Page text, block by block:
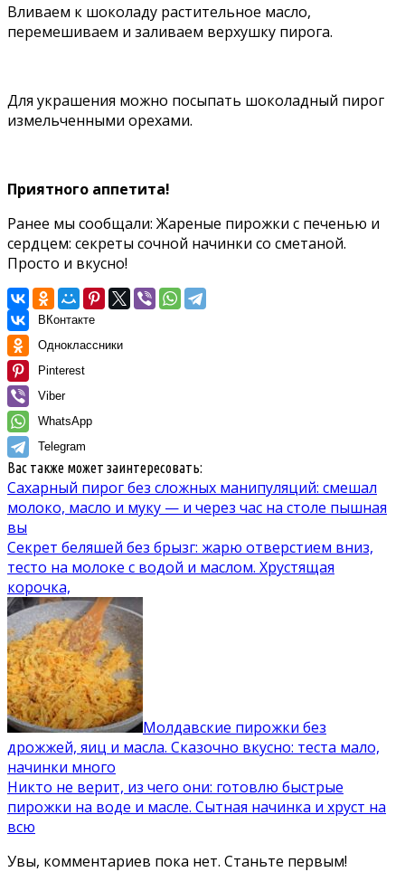
Вливаем к шоколаду растительное масло,
перемешиваем и заливаем верхушку пирога.
Для украшения можно посыпать шоколадный пирог
измельченными орехами.
Приятного аппетита!
Ранее мы сообщали: Жареные пирожки с печенью и
сердцем: секреты сочной начинки со сметаной.
Просто и вкусно!
ВКонтакте
Одноклассники
Pinterest
Viber
WhatsApp
Telegram
Вас также может заинтересовать:
Сахарный пирог без сложных манипуляций: смешал
молоко, масло и муку — и через час на столе пышная
вы
Секрет беляшей без брызг: жарю отверстием вниз,
тесто на молоке с водой и маслом. Хрустящая
корочка,
Молдавские пирожки без
дрожжей, яиц и масла. Сказочно вкусно: теста мало,
начинки много
Никто не верит, из чего они: готовлю быстрые
пирожки на воде и масле. Сытная начинка и хруст на
всю
Увы, комментариев пока нет. Станьте первым!